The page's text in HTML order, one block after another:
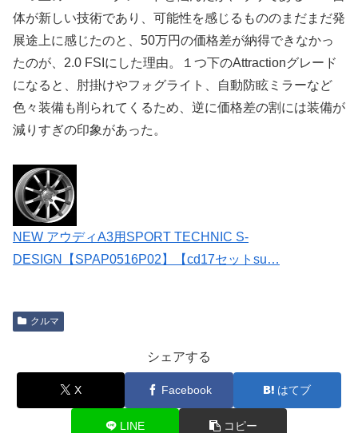
体が新しい技術であり、可能性を感じるもののまだまだ発
展途上に感じたのと、50万円の価格差が納得できなかっ
たのが、2.0 FSIにした理由。１つ下のAttractionグレード
になると、肘掛けやフォグライト、自動防眩ミラーなど
色々装備も削られてくるため、逆に価格差の割には装備が
減りすぎの印象があった。
NEW アウディA3用SPORT TECHNIC S-
DESIGN【SPAP0516P02】【cd17セットsu…
クルマ
シェアする
X Facebook はてブ
LINE コピー